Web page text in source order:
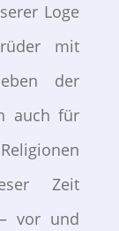
Loge
mit
der
auch für
Zeit
vor und